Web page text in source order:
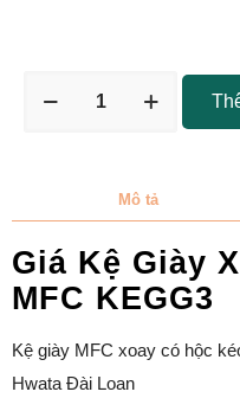
Mô tả
Giá Kệ Giày
MFC KEGG3
Kệ giày MFC xoay có hộc
Hwata Đài Loan